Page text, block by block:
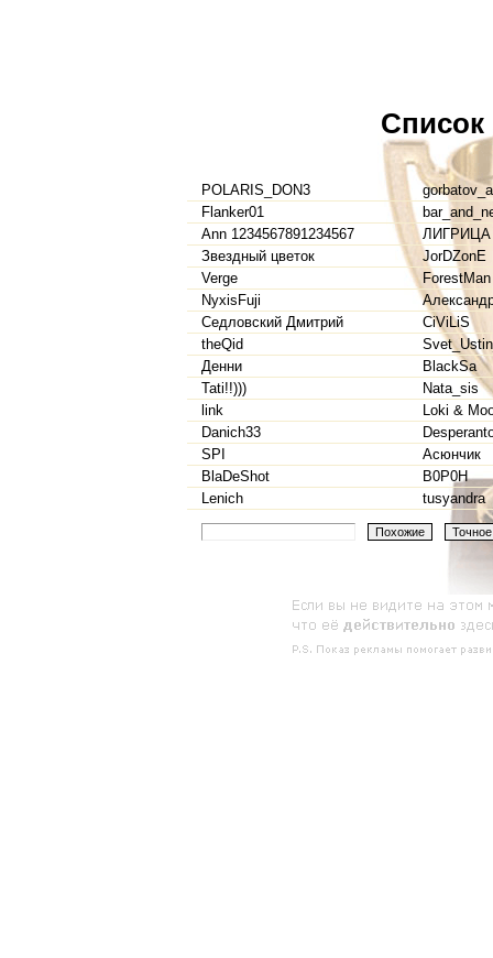
Список
POLARIS_DON3
Flanker01
Ann 1234567891234567
ЛИГРИЦА
Звездный цветок
JorDZonE
Verge
ForestMan
NyxisFuji
Седловский Дмитрий
CiViLiS
theQid
Денни
BlackSa
Tati!!)))
Nata_sis
link
Loki &
Danich33
SPI
Асюнчик
BlaDeShot
В0P0H
Lenich
tusyandra